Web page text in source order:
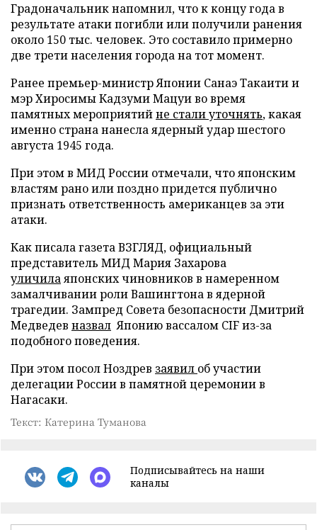
Градоначальник напомнил, что к концу года в
результате атаки погибли или получили ранения
около 150 тыс. человек. Это составило примерно
две трети населения города на тот момент.
Ранее премьер-министр Японии Санаэ Такаити и
мэр Хиросимы Кадзуми Мацуи во время
памятных мероприятийне стали уточнять, какая
именно страна нанесла ядерный удар шестого
августа 1945 года.
При этом в МИД России отмечали, что японским
властям рано или поздно придется публично
признать ответственность американцев за эти
атаки.
Как писала газета ВЗГЛЯД, официальный
представитель МИД Мария Захарова
уличилаяпонских чиновников в намеренном
замалчивании роли Вашингтона в ядерной
трагедии. Зампред Совета безопасности Дмитрий
Медведев назвал Японию вассалом CIF из-за
подобного поведения.
При этом посол Ноздрев заявил об участии
делегации России в памятной церемонии в
Нагасаки.
Текст: Катерина Туманова
Подписывайтесь на наши
каналы